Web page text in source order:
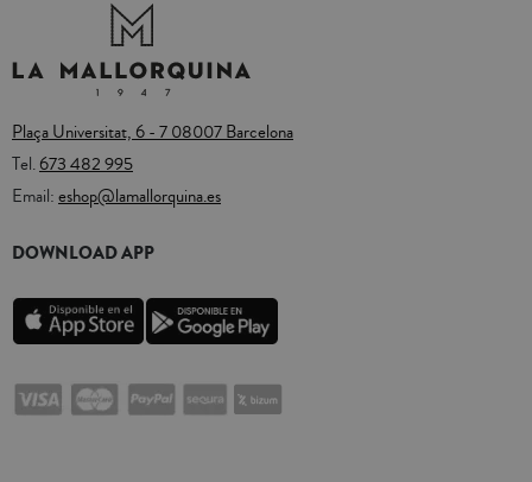
Plaça Universitat, 6 - 7 08007 Barcelona
Tel.673 482 995
Email:eshop@lamallorquina.es
DOWNLOAD APP